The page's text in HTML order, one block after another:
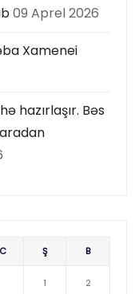
09 Aprel 2026
Xamenei
hazırlaşır. Bəs
C Ş B
1 2